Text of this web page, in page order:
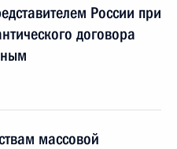
России при
договора
массовой